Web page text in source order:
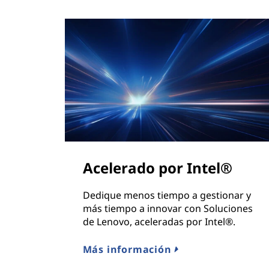
Acelerado por Intel®
Dedique menos tiempo a gestionar y
más tiempo a innovar con Soluciones
de Lenovo, aceleradas por Intel®.
Más información